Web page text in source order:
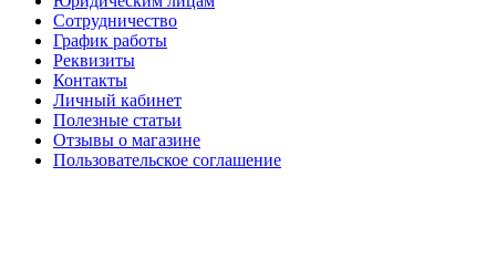
Сотрудничество
График работы
Реквизиты
Контакты
Личный кабинет
Полезные статьи
Отзывы о магазине
Пользовательское соглашение